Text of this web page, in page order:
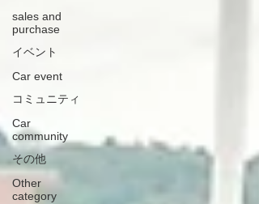
sales and
purchase
イベント
Car event
コミュニティ
Car
community
その他
Other
category